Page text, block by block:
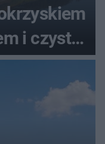
i czystą